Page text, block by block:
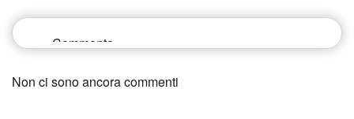
Non ci sono ancora commenti